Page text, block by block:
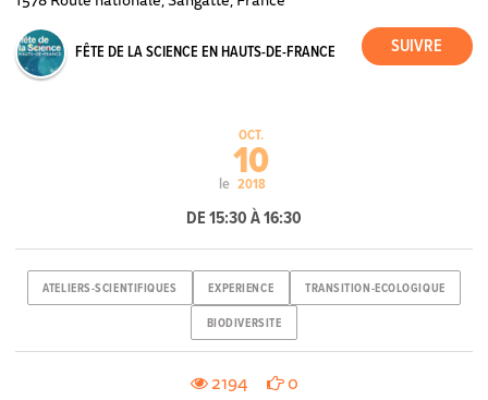
FÊTE DE LA SCIENCE EN HAUTS-DE-FRANCE
le
OCT.
10
2018
DE 15:30 À 16:30
ATELIERS-SCIENTIFIQUES EXPERIENCE TRANSITION-ECOLOGIQUE
BIODIVERSITE
2194 0